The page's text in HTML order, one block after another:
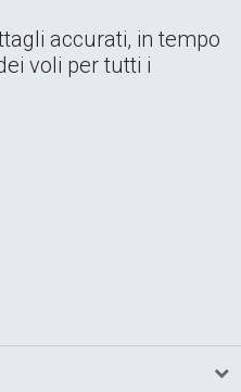
accurati, in tempo
voli per tutti i